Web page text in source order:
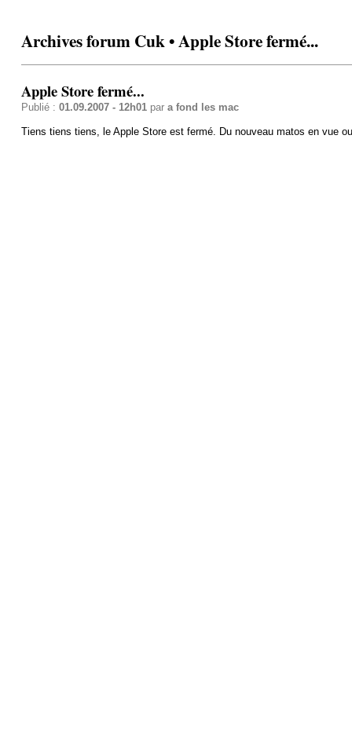
Archives forum Cuk • Apple Store fermé...
Apple Store fermé...
Publié : 01.09.2007 - 12h01par a fond les mac
Tiens tiens tiens, le Apple Store est fermé. Du nouveau matos en vue